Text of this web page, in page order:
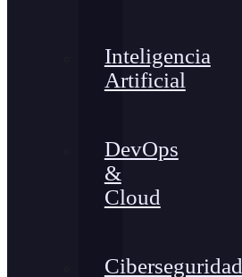
Inteligencia
Artificial
DevOps
&
Cloud
Ciberseguridad